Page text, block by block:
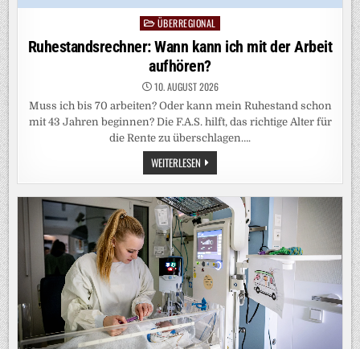
PostedÜBERREGIONAL
Ruhestandsrechner: Wann kann ich mit der Arbeit
aufhören?
10. AUGUST 2026
Muss ich bis 70 arbeiten? Oder kann mein Ruhestand schon
mit 43 Jahren beginnen? Die F.A.S. hilft, das richtige Alter für
die Rente zu überschlagen….
WEITERLESEN RUHESTANDSRECHNER:
WANN
KANN
MIT
DER
ARBEIT
AUFHÖREN?